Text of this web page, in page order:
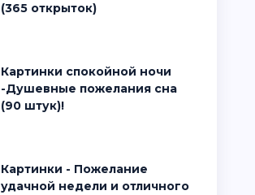
(365 открыток)
Картинки спокойной ночи
-Душевные пожелания сна
(90 штук)!
Картинки - Пожелание
удачной недели и отличного